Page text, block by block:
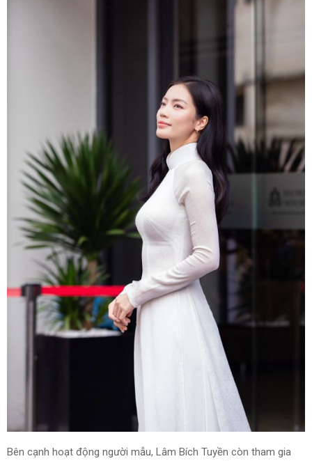
Bên cạnh hoạt động người mẫu, Lâm Bích Tuyền còn tham gia